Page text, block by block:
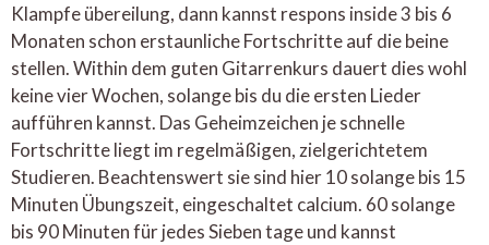
Klampfe übereilung, dann kannst respons inside 3 bis 6
Monaten schon erstaunliche Fortschritte auf die beine
stellen. Within dem guten Gitarrenkurs dauert dies wohl
keine vier Wochen, solange bis du die ersten Lieder
aufführen kannst. Das Geheimzeichen je schnelle
Fortschritte liegt im regelmäßigen, zielgerichtetem
Studieren. Beachtenswert sie sind hier 10 solange bis 15
Minuten Übungszeit, eingeschaltet calcium. 60 solange
bis 90 Minuten für jedes Sieben tage und kannst